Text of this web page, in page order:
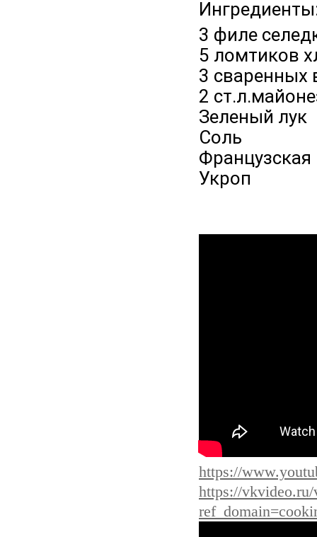
3 филе
5 ломтиков
3 сваренных
2
Зеленый лук
Соль
Французская
Укроп
https://
https://vkvideo.ru/